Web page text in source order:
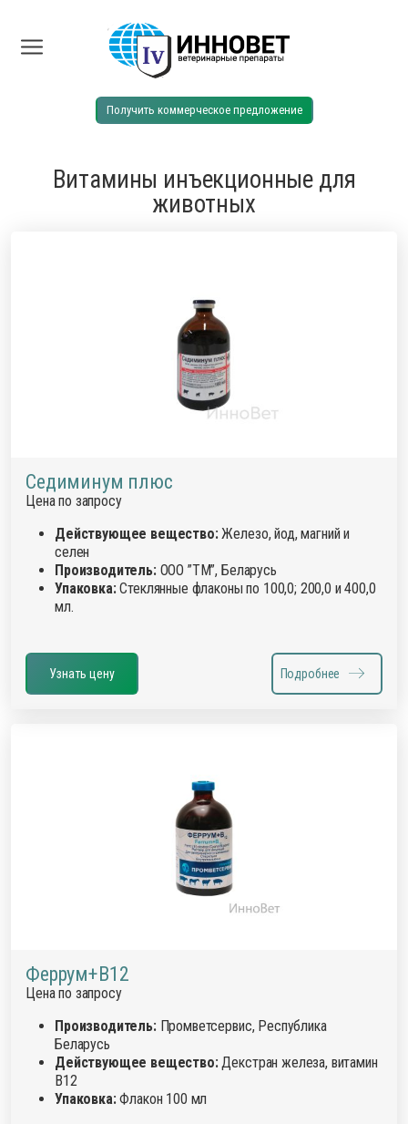
Получить коммерческое предложение
Витамины инъекционные для
животных
Седиминум плюс
Цена по запросу
Действующее вещество:Железо, йод, магний и
селен
Производитель:ООО ”ТМ”, Беларусь
Упаковка:Стеклянные флаконы по 100,0; 200,0 и 400,0
мл.
Узнать цену Подробнее
Феррум+В12
Цена по запросу
Производитель:Промветсервис, Республика
Беларусь
Действующее вещество:Декстран железа, витамин
В12
Упаковка:Флакон 100 мл